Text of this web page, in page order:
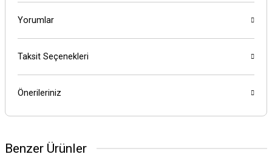
Yorumlar
Taksit Seçenekleri
Önerileriniz
Benzer Ürünler